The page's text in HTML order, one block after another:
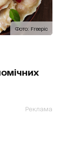
Фото: Freepic
Реклама